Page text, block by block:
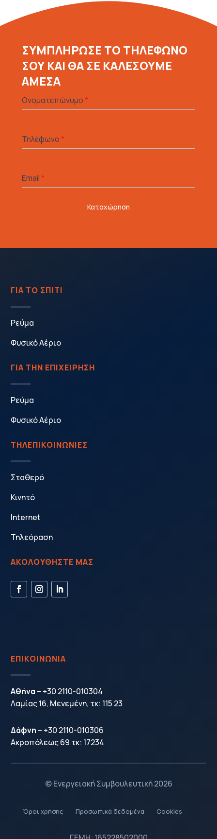
ΣΥΜΠΛΗΡΩΣΕ ΤΟ ΤΗΛΕΦΩΝΟ
ΣΟΥ ΚΑΙ ΘΑ ΣΕ ΚΑΛΕΣΟΥΜΕ
ΑΜΕΣΑ
Ονοματεπώνυμο *
Τηλέφωνο *
Email *
Καταχώρηση
ΓΙΑ ΤΟ ΣΠΙΤΙ
Ρεύμα
Φυσικό Αέριο
ΓΙΑ ΤΗΝ ΕΠΙΧΕΙΡΗΣΗ
Ρεύμα
Φυσικό Αέριο
ΤΗΛΕΠΙΚΟΙΝΩΝΙΕΣ
Σταθερό
Κινητό
Internet
Τηλεόραση
ΑΚΟΛΟΥΘΗΣΤΕ ΜΑΣ
ΕΠΙΚΟΙΝΩΝΙΑ
Αθήνα – +30 2110-010304
Λαμίας 16, Μενεμένη, τκ: 115 23
Δάφνη – +30 2110-010306
Ακροπόλεως 69 τκ: 17234
© Ενεργειακή Συμβουλευτική 2026
Όροι χρήσης Προσωπικά δεδομένα Cookies